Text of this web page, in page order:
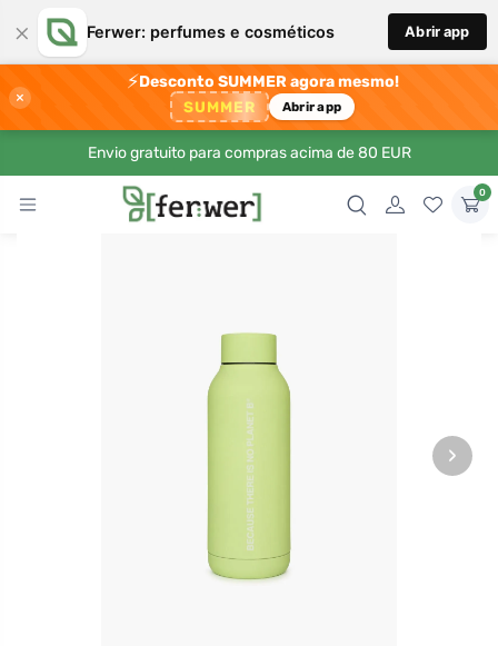
× Ferwer: perfumes e cosméticos Abrir app
×
⚡Desconto SUMMER agora mesmo!
SUMMER Abrir app
Envio gratuito para compras acima de 80 EUR
0
›